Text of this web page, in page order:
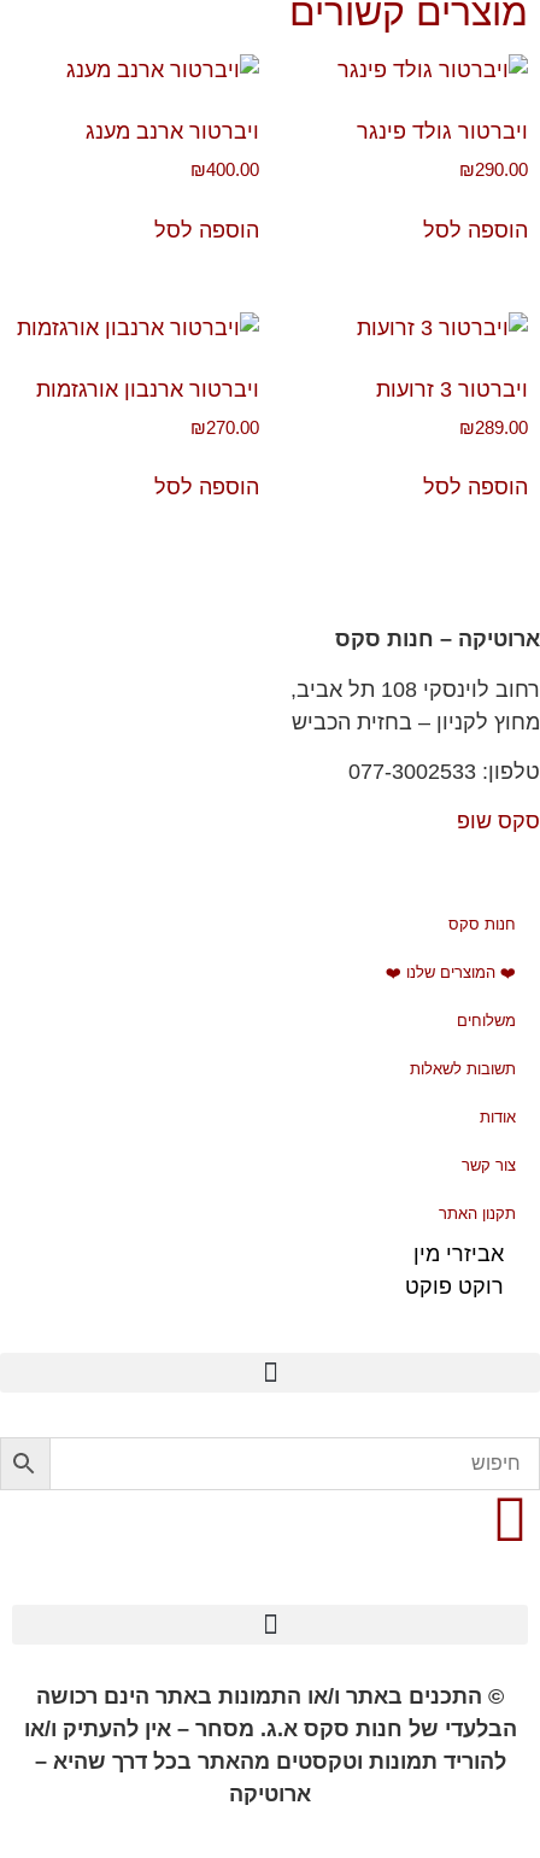
מוצרים קשורים
ויברטור גולד פינגר
₪290.00
הוספה לסל
ויברטור ארנב מענג
₪400.00
הוספה לסל
ויברטור 3 זרועות
₪289.00
הוספה לסל
ויברטור ארנבון אורגזמות
₪270.00
הוספה לסל
ארוטיקה – חנות סקס
רחוב לוינסקי 108 תל אביב,
מחוץ לקניון – בחזית הכביש
טלפון: 077-3002533
סקס שופ
חנות סקס
❤️ המוצרים שלנו ❤️
משלוחים
תשובות לשאלות
אודות
צור קשר
תקנון האתר
אביזרי מין
רוקט פוקט
© התכנים באתר ו/או התמונות באתר הינם רכושה
הבלעדי של חנות סקס א.ג. מסחר – אין להעתיק ו/או
להוריד תמונות וטקסטים מהאתר בכל דרך שהיא –
ארוטיקה